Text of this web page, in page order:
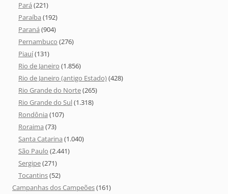
Pará (221)
Paraíba (192)
Paraná (904)
Pernambuco (276)
Piauí(131)
Rio de Janeiro (1.856)
Rio de Janeiro (antigo Estado)(428)
Rio Grande do Norte(265)
Rio Grande do Sul(1.318)
Rondônia (107)
Roraima (73)
Santa Catarina (1.040)
São Paulo (2.441)
Sergipe(271)
Tocantins(52)
Campanhas dos Campeões(161)